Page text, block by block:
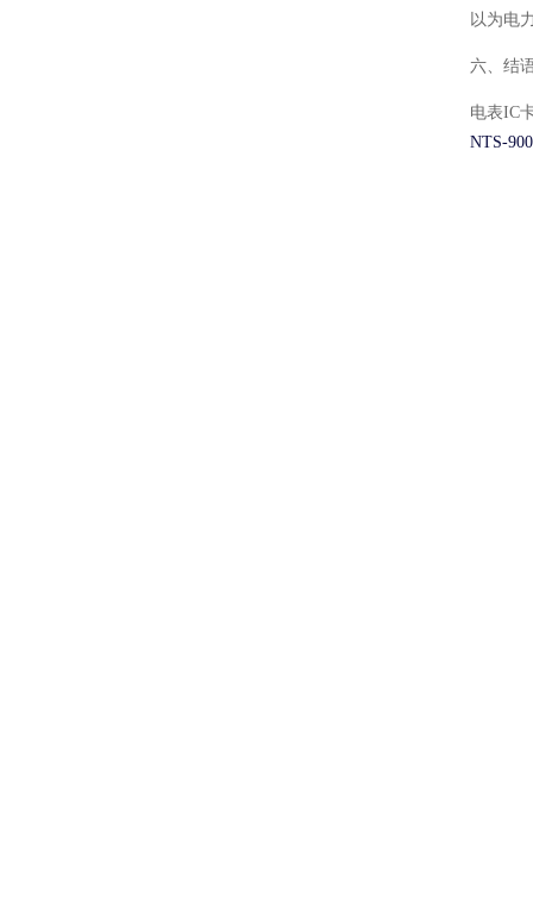
以为电
六、结
电表IC
NTS-